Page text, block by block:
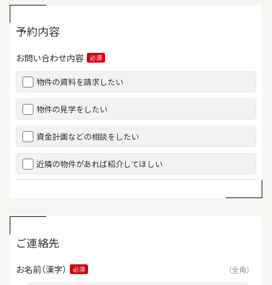
予約内容
お問い合わせ内容 必須
物件の資料を請求したい
物件の見学をしたい
資金計画などの相談をしたい
近隣の物件があれば紹介してほしい
ご連絡先
お名前（漢字） 必須 （全角）